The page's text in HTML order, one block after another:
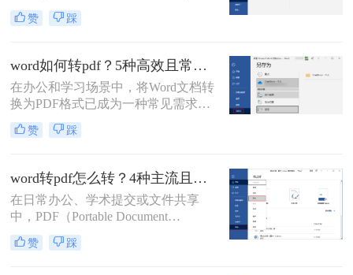
其格式固定、兼容性强、易于打印和
加密等优点，成为文件传输和存档的
或 .doc） 则是我们编辑文档的主要工
具。将 Word 转换成 PDF 是一项非常
高频且实用的操作。那么如何将word
转换成pdf呢？本文将详细介绍几种主
流、安全且高效的转换方法。
赞 踩
word如何转pdf？5种高效且常用方法详解！
在办公和学习场景中，将Word文档转
换为PDF格式已成为一种常见需求。
PDF格式因其兼容性强、排版稳定、
安全性高等特点，能够有效避免因设
错乱问题。那么word如何转pdf呢？本
文将详细介绍5种高效且常用的Word
转PDF方法，帮助用户根据实际需求
选择最合适的方式。
赞 踩
word转pdf怎么转？4种主流且高效方法详解！
在日常办公、学术提交或文件共享
中，PDF（Portable Document
Format，便携式文档格式）因其卓越
的跨平台一致性、不易编辑的特性和
赞 踩